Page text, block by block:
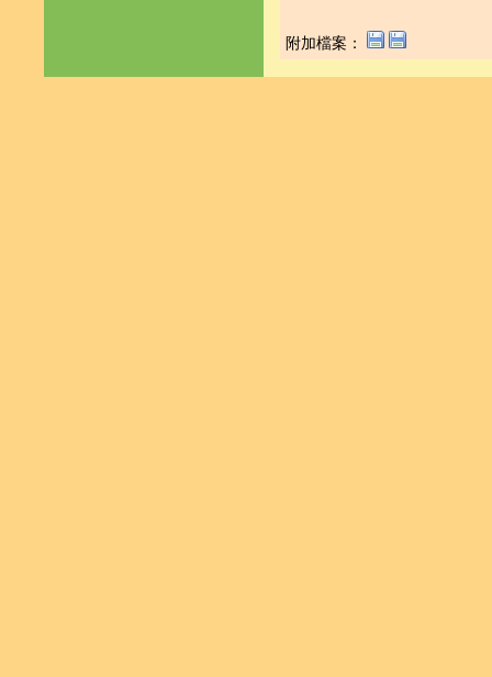
附加檔案：